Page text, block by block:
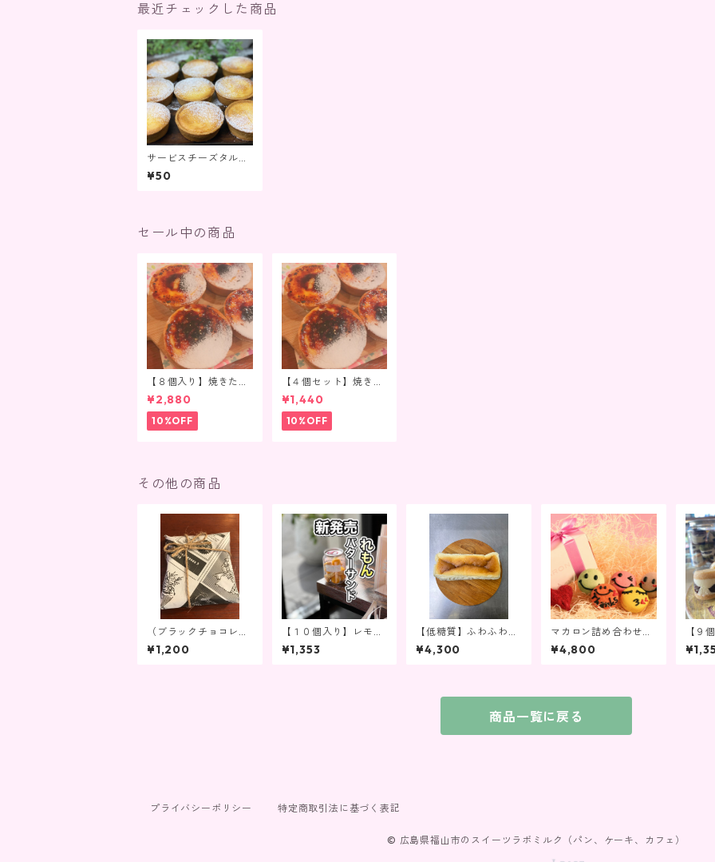
最近チェックした商品
サービスチーズタルト
５０円
¥50
セール中の商品
【８個入り】焼きたて
チーズタルト（真空冷
凍）
¥2,880
10%OFF
【４個セット】焼きた
てチーズタルト（真空
冷凍）
¥1,440
10%OFF
その他の商品
（ブラックチョコレー
ト）プレミアムリッチ
チョコレートタルト
¥1,200
【１０個入り】レモン
バターサンド缶
¥1,353
【低糖質】ふわふわス
フレチーズケーキ
¥4,300
マカロン詰め合わせ１
０個入り
¥4,800
【９
ンド
商品一覧に戻る
プライバシーポリシー 特定商取引法に基づく表記
© 広島県福山市のスイーツラボミルク（パン、ケーキ、カフェ）